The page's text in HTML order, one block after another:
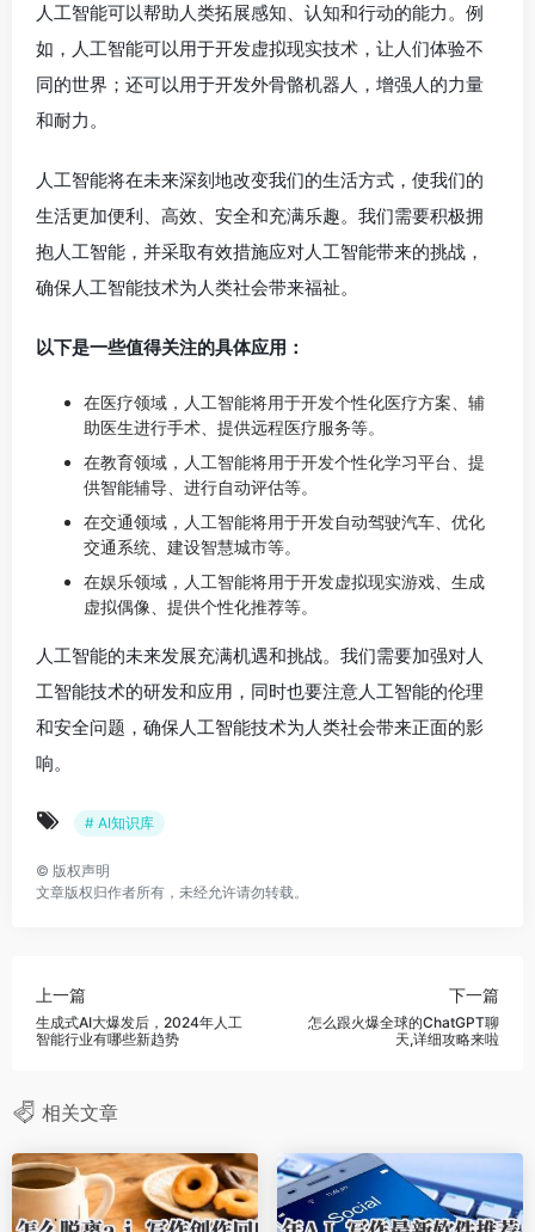
人工智能可以帮助人类拓展感知、认知和行动的能力。例
如，人工智能可以用于开发虚拟现实技术，让人们体验不
同的世界；还可以用于开发外骨骼机器人，增强人的力量
和耐力。
人工智能将在未来深刻地改变我们的生活方式，使我们的
生活更加便利、高效、安全和充满乐趣。我们需要积极拥
抱人工智能，并采取有效措施应对人工智能带来的挑战，
确保人工智能技术为人类社会带来福祉。
以下是一些值得关注的具体应用：
在医疗领域，人工智能将用于开发个性化医疗方案、辅
助医生进行手术、提供远程医疗服务等。
在教育领域，人工智能将用于开发个性化学习平台、提
供智能辅导、进行自动评估等。
在交通领域，人工智能将用于开发自动驾驶汽车、优化
交通系统、建设智慧城市等。
在娱乐领域，人工智能将用于开发虚拟现实游戏、生成
虚拟偶像、提供个性化推荐等。
人工智能的未来发展充满机遇和挑战。我们需要加强对人
工智能技术的研发和应用，同时也要注意人工智能的伦理
和安全问题，确保人工智能技术为人类社会带来正面的影
响。
# AI知识库
© 版权声明
文章版权归作者所有，未经允许请勿转载。
上一篇
生成式AI大爆发后，2024年人工
智能行业有哪些新趋势
下一篇
怎么跟火爆全球的ChatGPT聊
天,详细攻略来啦
相关文章